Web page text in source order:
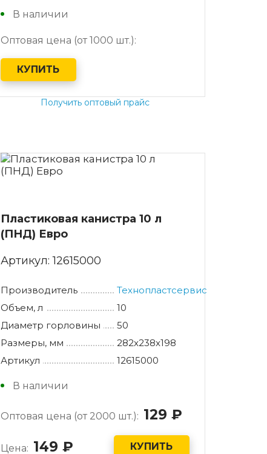
В наличии
Оптовая цена (от 1000 шт.):
КУПИТЬ
Получить оптовый прайс
Пластиковая канистра 10 л
(ПНД) Евро
Артикул:12615000
Производитель
Технопластсервис
Объем, л
10
Диаметр горловины
50
Размеры, мм
282x238x198
Артикул
12615000
В наличии
Оптовая цена (от 2000 шт.): 129
Цена: 149 КУПИТЬ